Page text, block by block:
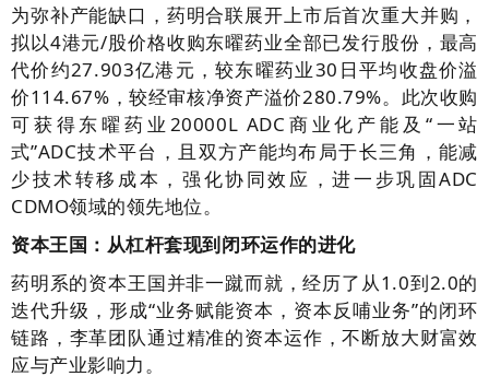
为弥补产能缺口，药明合联展开上市后首次重大并购，
拟以4港元/股价格收购东曜药业全部已发行股份，最高
代价约27.903亿港元，较东曜药业30日平均收盘价溢
价114.67%，较经审核净资产溢价280.79%。此次收购
可获得东曜药业20000L ADC商业化产能及“一站
式”ADC技术平台，且双方产能均布局于长三角，能减
少技术转移成本，强化协同效应，进一步巩固ADC
CDMO领域的领先地位。
资本王国：从杠杆套现到闭环运作的进化
药明系的资本王国并非一蹴而就，经历了从1.0到2.0的
迭代升级，形成“业务赋能资本，资本反哺业务”的闭环
链路，李革团队通过精准的资本运作，不断放大财富效
应与产业影响力。